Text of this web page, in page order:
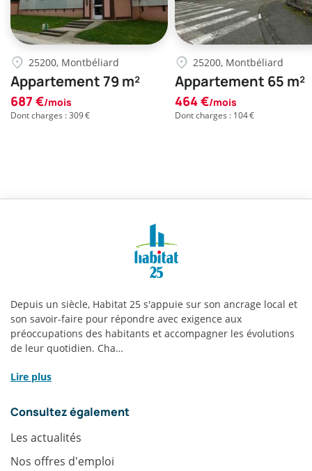
25200, Montbéliard
Appartement 79 m²
687 €/mois
Dont charges : 309 €
25200, Montbéliard
Appartement 65 m²
464 €/mois
Dont charges : 104 €
Infos
pratiques
Lire plus
Depuis un siècle, Habitat 25 s'appuie sur son ancrage local et
son savoir-faire pour répondre avec exigence aux
préoccupations des habitants et accompagner les évolutions
de leur quotidien. Cha…
Consultez également
Les actualités
Nos offres d'emploi